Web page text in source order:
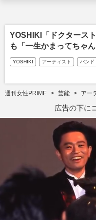
YOSHIKI「ドクタース
も「一生かまってちゃ
YOSHIKI アーティスト バンド
週刊女性PRIME 芸能 アー
広告の下に